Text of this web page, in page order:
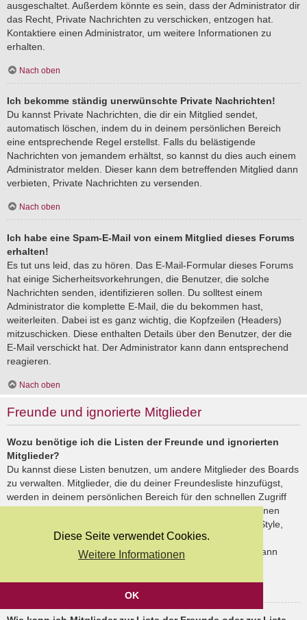
Diese Seite verwendet Cookies.
Weitere Informationen
OK
ausgeschaltet. Außerdem könnte es sein, dass der Administrator dir
das Recht, Private Nachrichten zu verschicken, entzogen hat.
Kontaktiere einen Administrator, um weitere Informationen zu
erhalten.
Nach oben
Ich bekomme ständig unerwünschte Private Nachrichten!
Du kannst Private Nachrichten, die dir ein Mitglied sendet,
automatisch löschen, indem du in deinem persönlichen Bereich
eine entsprechende Regel erstellst. Falls du belästigende
Nachrichten von jemandem erhältst, so kannst du dies auch einem
Administrator melden. Dieser kann dem betreffenden Mitglied dann
verbieten, Private Nachrichten zu versenden.
Nach oben
Ich habe eine Spam-E-Mail von einem Mitglied dieses Forums
erhalten!
Es tut uns leid, das zu hören. Das E-Mail-Formular dieses Forums
hat einige Sicherheitsvorkehrungen, die Benutzer, die solche
Nachrichten senden, identifizieren sollen. Du solltest einem
Administrator die komplette E-Mail, die du bekommen hast,
weiterleiten. Dabei ist es ganz wichtig, die Kopfzeilen (Headers)
mitzuschicken. Diese enthalten Details über den Benutzer, der die
E-Mail verschickt hat. Der Administrator kann dann entsprechend
reagieren.
Nach oben
Freunde und ignorierte Mitglieder
Wozu benötige ich die Listen der Freunde und ignorierten
Mitglieder?
Du kannst diese Listen benutzen, um andere Mitglieder des Boards
zu verwalten. Mitglieder, die du deiner Freundesliste hinzufügst,
werden in deinem persönlichen Bereich für den schnellen Zugriff
aufgelistet. Du siehst dort deren Onlinestatus und kannst ihnen
schnell eine Private Nachricht senden. Abhängig von dem Style,
den du verwendest, können Beiträge deiner Freunde auch
hervorgehoben sein. Wenn du einen Benutzer ignorierst, dann